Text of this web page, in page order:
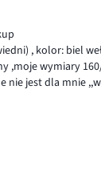
, kolor: biel
,moje wymiary
nie jest dla mnie